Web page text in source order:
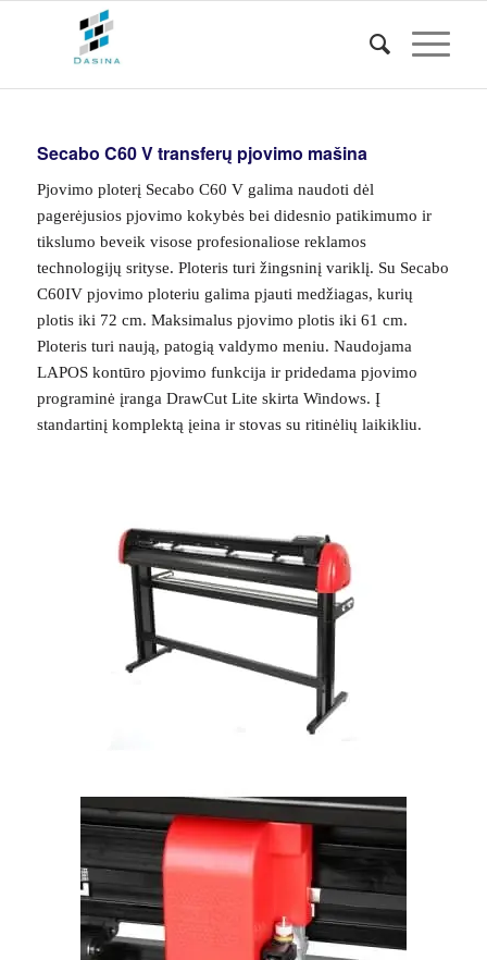
Secabo C60 V transferų pjovimo mašina
Pjovimo ploterį Secabo C60 V galima naudoti dėl
pagerėjusios pjovimo kokybės bei didesnio patikimumo ir
tikslumo beveik visose profesionaliose reklamos
technologijų srityse. Ploteris turi žingsninį variklį. Su Secabo
C60IV pjovimo ploteriu galima pjauti medžiagas, kurių
plotis iki 72 cm. Maksimalus pjovimo plotis iki 61 cm.
Ploteris turi naują, patogią valdymo meniu. Naudojama
LAPOS kontūro pjovimo funkcija ir pridedama pjovimo
programinė įranga DrawCut Lite skirta Windows. Į
standartinį komplektą įeina ir stovas su ritinėlių laikikliu.